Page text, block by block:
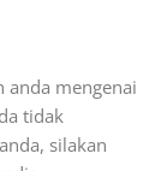
anda mengenai
tidak
silakan